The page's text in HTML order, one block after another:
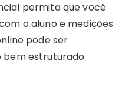
permita que você
o aluno e medições
pode ser
bem estruturado